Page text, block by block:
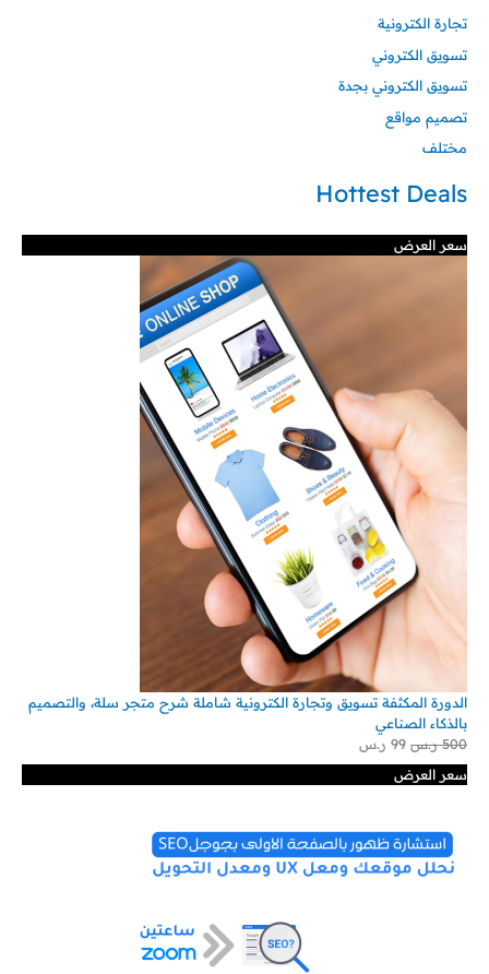
تجارة الكترونية
تسويق الكتروني
تسويق الكتروني بجدة
تصميم مواقع
مختلف
Hottest Deals
سعر العرض
الدورة المكثفة تسويق وتجارة الكترونية شاملة شرح متجر سلة، والتصميم
بالذكاء الصناعي
500 ر.س 99 ر.س
سعر العرض